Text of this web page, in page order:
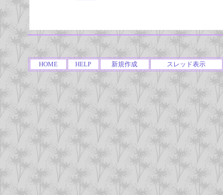
HOME HELP 新規作成 スレッド表示